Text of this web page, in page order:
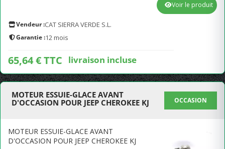
Vendeur :CAT SIERRA VERDE S.L.
Garantie :12 mois
65,64 € TTC livraison incluse
Voir le produit
MOTEUR ESSUIE-GLACE AVANT
D'OCCASION POUR JEEP CHEROKEE KJ
OCCASION
MOTEUR ESSUIE-GLACE AVANT
D'OCCASION POUR JEEP CHEROKEE KJ